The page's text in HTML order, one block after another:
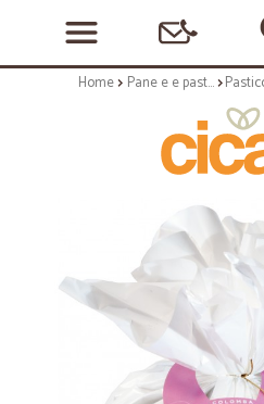
Home Pane e e pasticceria